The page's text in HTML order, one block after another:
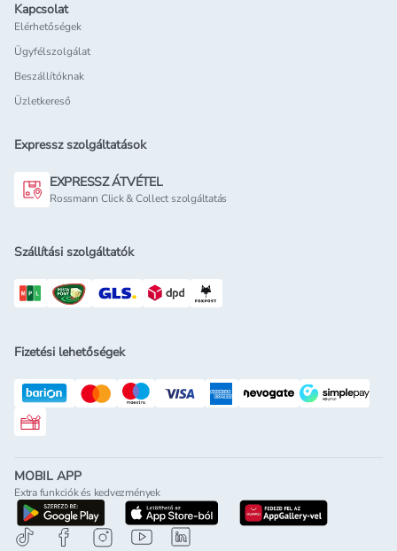
Kapcsolat
Elérhetőségek
Ügyfélszolgálat
Beszállítóknak
Üzletkereső
Expressz szolgáltatások
EXPRESSZ ÁTVÉTEL
Rossmann Click & Collect szolgáltatás
Szállítási szolgáltatók
Fizetési lehetőségek
Rossmann ajándékkártya
MOBIL APP
Extra funkciók és kedvezmények
letöltés a google-play-rölletöltés az app-store-ból
letöltés